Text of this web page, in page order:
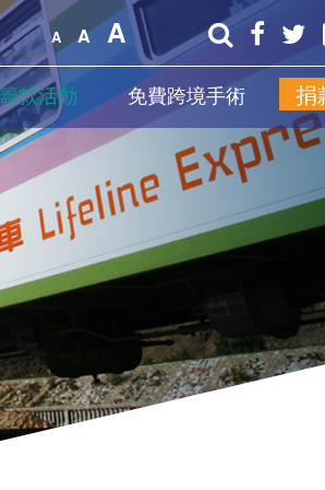
A A A
籌款活動 免費跨境手術 捐